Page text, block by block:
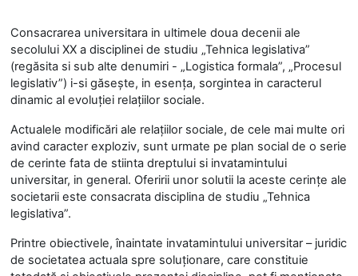
Consacrarea universitara in ultimele doua decenii ale
secolului XX a disciplinei de studiu „Tehnica legislativa”
(regăsita si sub alte denumiri - „Logistica formala”, „Procesul
legislativ”) i-si găsește, in esența, sorgintea in caracterul
dinamic al evoluției relațiilor sociale.
Actualele modificări ale relațiilor sociale, de cele mai multe ori
avind caracter exploziv, sunt urmate pe plan social de o serie
de cerinte fata de stiinta dreptului si invatamintului
universitar, in general. Oferirii unor solutii la aceste cerințe ale
societarii este consacrata disciplina de studiu „Tehnica
legislativa”.
Printre obiectivele, înaintate invatamintului universitar – juridic
de societatea actuala spre soluționare, care constituie